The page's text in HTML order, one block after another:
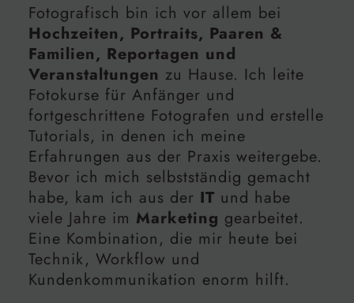
Fotografisch bin ich vor allem bei
Hochzeiten, Portraits, Paaren &
Familien, Reportagen und
Veranstaltungen zu Hause. Ich leite
Fotokurse für Anfänger und
fortgeschrittene Fotografen und erstelle
Tutorials, in denen ich meine
Erfahrungen aus der Praxis weitergebe.
Bevor ich mich selbstständig gemacht
habe, kam ich aus der IT und habe
viele Jahre im Marketing gearbeitet.
Eine Kombination, die mir heute bei
Technik, Workflow und
Kundenkommunikation enorm hilft.